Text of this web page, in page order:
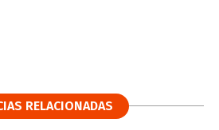
RELACIONADAS